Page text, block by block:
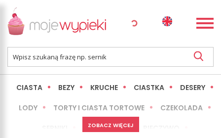
CIASTA BEZY KRUCHE CIASTKA DESERY
LODY TORTY I CIASTA TORTOWE CZEKOLADA
MINI WYPIEKI
ZOBACZ WIĘCEJ